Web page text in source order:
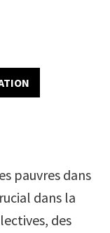
pauvres dans
dans la
des